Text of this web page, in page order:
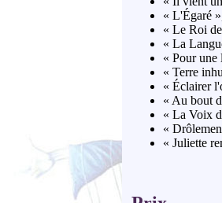
« L'Égaré
« Le Roi
« La
« Pour une
« Terre
« Éclairer
« Au bout
« La Voix
«
« Juliette